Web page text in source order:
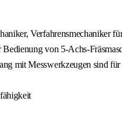
von 5-Achs-
mit Messwerkzeugen sind für